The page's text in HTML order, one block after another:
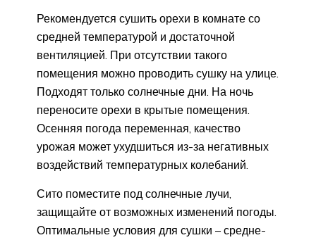
Рекомендуется сушить орехи в комнате со
средней температурой и достаточной
вентиляцией. При отсутствии такого
помещения можно проводить сушку на улице.
Подходят только солнечные дни. На ночь
переносите орехи в крытые помещения.
Осенняя погода переменная, качество
урожая может ухудшиться из-за негативных
воздействий температурных колебаний.
Сито поместите под солнечные лучи,
защищайте от возможных изменений погоды.
Оптимальные условия для сушки – средне-